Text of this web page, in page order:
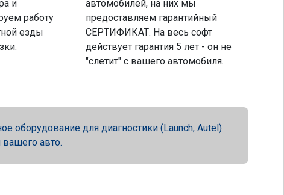
и
работу
езды
автомобилей, на них мы
предоставляем гарантийный
СЕРТИФИКАТ. На весь софт
действует гарантия 5 лет - он не
"слетит" с вашего автомобиля.
для диагностики (Launch, Autel)
вашего авто.